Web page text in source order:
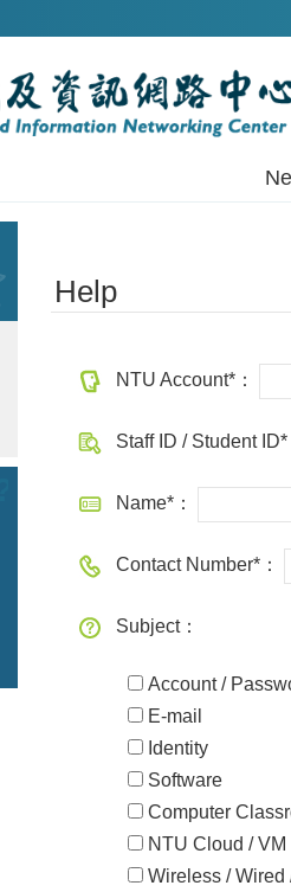
Help
NTU Account*：
Staff ID / Student ID*
Name*：
Contact Number*：
Subject：
Account /
E-mail
Identity
Software
Computer
NTU Cloud / VM
Wireless / Wired